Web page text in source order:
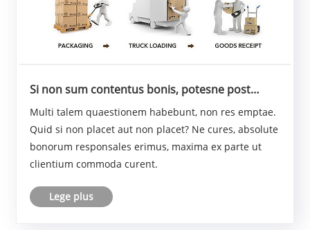
Si non sum contentus bonis, potesne post
Multi talem quaestionem habebunt, non res emptae.
Quid si non placet aut non placet? Ne cures, absolute
bonorum responsales erimus, maxima ex parte ut
clientium commoda curent.
Lege plus